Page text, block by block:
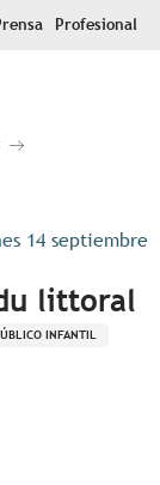
Profesional
14 septiembre
littoral
INFANTIL